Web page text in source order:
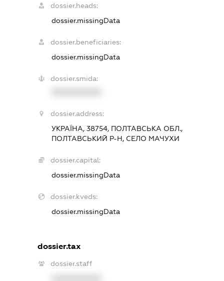
dossier.heads:
dossier.missingData
dossier.beneficiaries:
dossier.missingData
dossier.smida:
dossier.address:
УКРАЇНА, 38754, ПОЛТАВСЬКА ОБЛ.,
ПОЛТАВСЬКИЙ Р-Н, СЕЛО МАЧУХИ
dossier.capital:
dossier.missingData
dossier.kveds:
dossier.missingData
dossier.tax
dossier.staff